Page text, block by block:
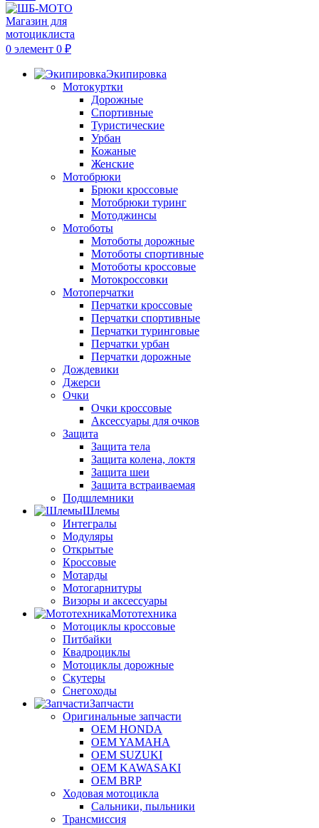
0 элемент 0 ₽
Экипировка
Мотокуртки
Дорожные
Спортивные
Туристические
Урбан
Кожаные
Женские
Мотобрюки
Брюки кроссовые
Мотобрюки туринг
Мотоджинсы
Мотоботы
Мотоботы дорожные
Мотоботы спортивные
Мотоботы кроссовые
Мотокроссовки
Мотоперчатки
Перчатки кроссовые
Перчатки спортивные
Перчатки туринговые
Перчатки урбан
Перчатки дорожные
Дождевики
Джерси
Очки
Очки кроссовые
Аксессуары для очков
Защита
Защита тела
Защита колена, локтя
Защита шеи
Защита встраиваемая
Подшлемники
Шлемы
Интегралы
Модуляры
Открытые
Кроссовые
Мотарды
Мотогарнитуры
Визоры и аксессуары
Мототехника
Мотоциклы кроссовые
Питбайки
Квадроциклы
Мотоциклы дорожные
Скутеры
Снегоходы
Запчасти
Оригинальные запчасти
OEM HONDA
OEM YAMAHA
OEM SUZUKI
OEM KAWASAKI
OEM BRP
Ходовая мотоцикла
Сальники, пыльники
Трансмиссия